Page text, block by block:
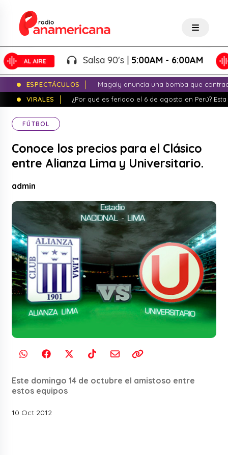
Salsa 90's |5:00AM - 6:00AM
ESPECTÁCULOS
Magaly anuncia una bomba que
VIRALES
¿Por qué es feriado el 6 de agosto en Perú?
FÚTBOL
Conoce los precios para el Clásico
entre Alianza Lima y Universitario.
admin
Este domingo 14 de octubre el amistoso entre
estos equipos
10 Oct 2012